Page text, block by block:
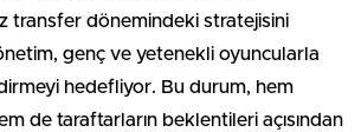
transfer dönemindeki stratejisini
genç ve yetenekli oyuncularla
hedefliyor. Bu durum, hem
de taraftarların beklentileri açısından